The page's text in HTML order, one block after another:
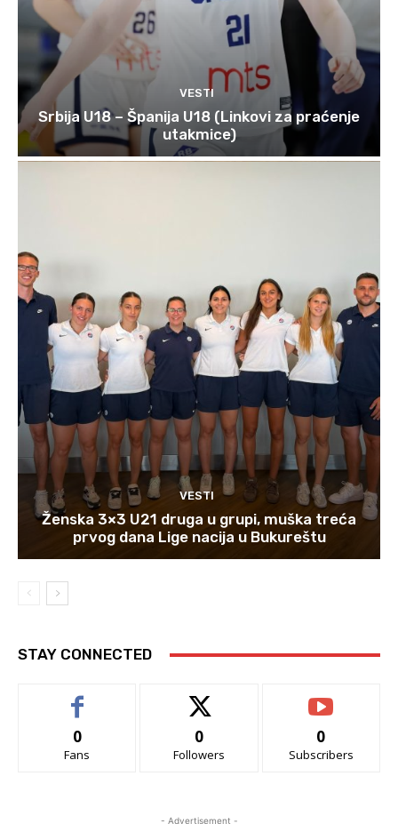
VESTI
Srbija U18 – Španija U18 (Linkovi za praćenje
utakmice)
VESTI
Ženska 3×3 U21 druga u grupi, muška treća
prvog dana Lige nacija u Bukureštu
STAY CONNECTED
0
Fans
0
Followers
0
Subscribers
- Advertisement -